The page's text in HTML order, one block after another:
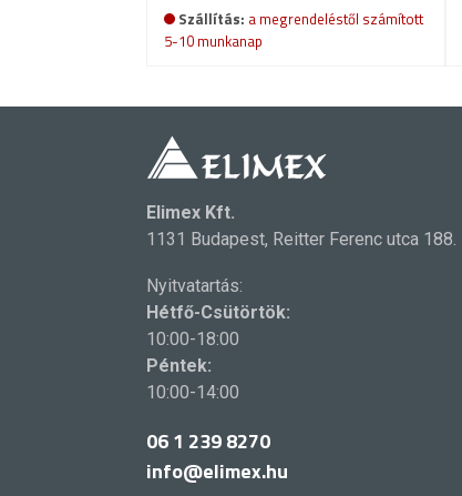
Szállítás: a megrendeléstől számított
5-10 munkanap
Elimex Kft.
1131 Budapest, Reitter Ferenc utca 188.
Nyitvatartás:
Hétfő-Csütörtök:
10:00-18:00
Péntek:
10:00-14:00
06 1 239 8270
info@elimex.hu